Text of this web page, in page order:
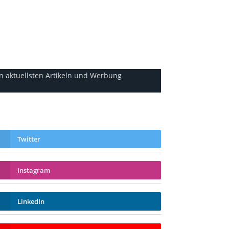
aktuellsten Artikeln und Werbung
Twitter
Instagram
LinkedIn